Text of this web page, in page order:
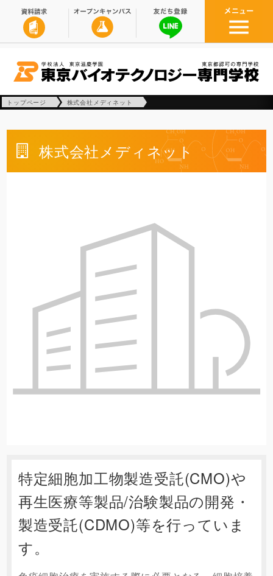
トップページ 株式会社メディネット
株式会社メディネット
特定細胞加工物製造受託(CMO)や
再生医療等製品/治験製品の開発・
製造受託(CDMO)等を行っていま
す。